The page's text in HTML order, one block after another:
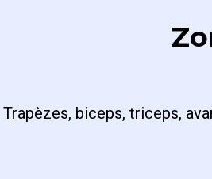
Trapèzes, biceps, triceps,